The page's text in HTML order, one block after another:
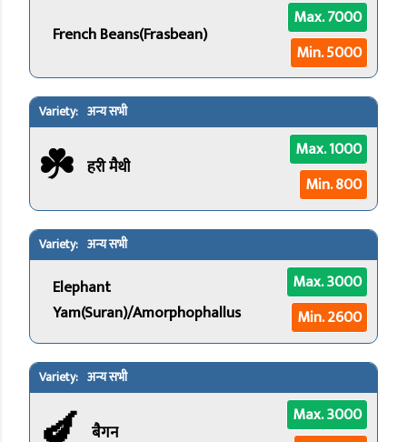
French Beans(Frasbean)
Max. 7000
Min. 5000
अन्य सभी
☘️ हरी मैथी
Max. 1000
Min. 800
अन्य सभी
Elephant
Yam(Suran)/Amorphophallus
Max. 3000
Min. 2600
अन्य सभी
बैगन
Max. 3000